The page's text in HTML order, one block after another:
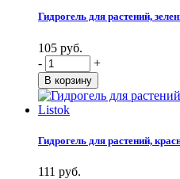
Гидрогель для растений,
105 руб.
-
+
Гидрогель для растений,
111 руб.